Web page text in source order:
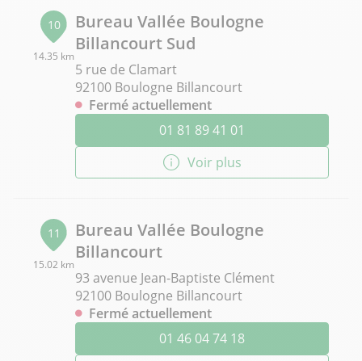
10
14.35 km
Bureau Vallée Boulogne
Billancourt Sud
5 rue de Clamart
92100 Boulogne Billancourt
Fermé actuellement
01 81 89 41 01
Voir plus
11
15.02 km
Bureau Vallée Boulogne
Billancourt
93 avenue Jean-Baptiste Clément
92100 Boulogne Billancourt
Fermé actuellement
01 46 04 74 18